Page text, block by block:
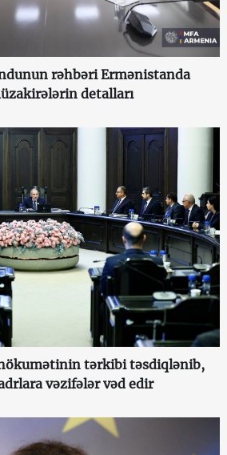
rəhbəri Ermənistanda
detalları
tərkibi təsdiqlənib,
vəzifələr vəd edir